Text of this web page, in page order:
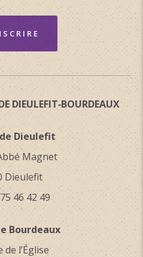
DIEULEFIT‑BOURDEAUX
Dieulefit
Magnet
Dieulefit
46 42 49
Bourdeaux
de l’Église